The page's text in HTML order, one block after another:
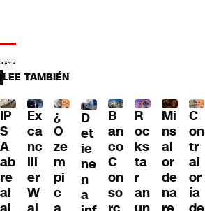
LEE TAMBIÉN
IP
S
A
ab
re
al
Ex
ca
nc
ill
er
W
¿
O
ze
m
pi
c
D
et
ie
ne
n
a
B
an
co
C
on
so
R
oc
ks
ta
r
an
Mi
ns
al
or
de
na
C
on
tr
al
or
ía